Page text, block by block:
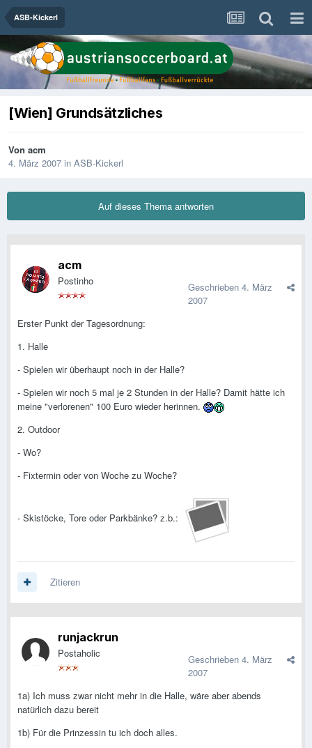
ASB-Kickerl
[Wien] Grundsätzliches
Von acm
4. März 2007 in ASB-Kickerl
Auf dieses Thema antworten
acm
Postinho Geschrieben 4. März
2007
Erster Punkt der Tagesordnung:
1. Halle
- Spielen wir überhaupt noch in der Halle?
- Spielen wir noch 5 mal je 2 Stunden in der Halle? Damit hätte ich
meine "verlorenen" 100 Euro wieder herinnen.
2. Outdoor
- Wo?
- Fixtermin oder von Woche zu Woche?
- Skistöcke, Tore oder Parkbänke? z.b.:
Zitieren
runjackrun
Postaholic Geschrieben 4. März
2007
1a) Ich muss zwar nicht mehr in die Halle, wäre aber abends
natürlich dazu bereit
1b) Für die Prinzessin tu ich doch alles.